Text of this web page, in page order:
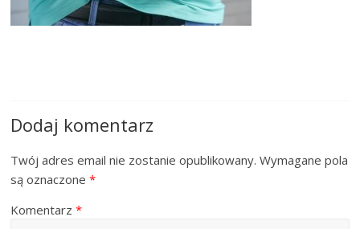
Dodaj komentarz
Twój adres email nie zostanie opublikowany. Wymagane pola
są oznaczone*
Komentarz*